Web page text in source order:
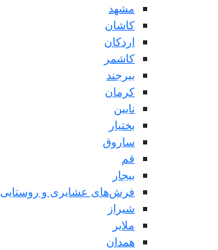
مشهد
کاشان
اردکان
کاشمر
بیرجند
کرمان
نایین
بختیار
ساروق
قم
بیجار
فرش‌های عشایری و روستایی
شیراز
ملایر
همدان